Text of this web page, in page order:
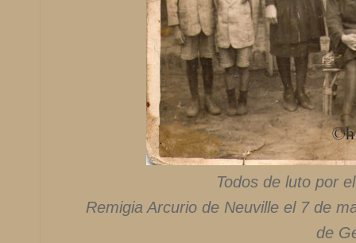
Todos de luto por
Remigia Arcurio de Neuville el 7 de
de